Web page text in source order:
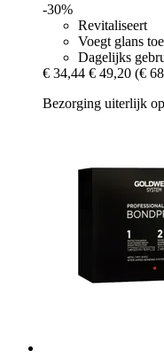
-30%
Revitaliseert
Voegt glans toe
Dagelijks
€ 34,44 € 49,20 (€
Bezorging uiterlijk